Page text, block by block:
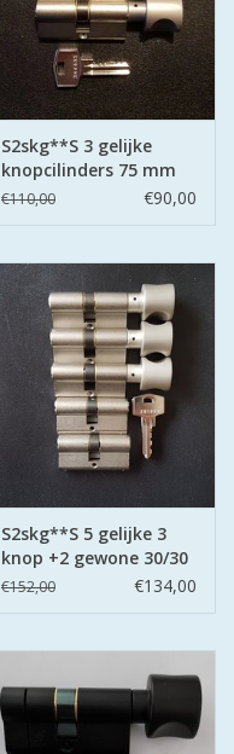
S2skg**S 3 gelijke
knopcilinders 75 mm
k40-35
€110,00 €90,00
S2skg**S 5 gelijke 3
knop +2 gewone 30/30
6 sleutels
€152,00 €134,00